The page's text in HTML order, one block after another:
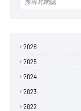
2026
2025
2024
2023
2022